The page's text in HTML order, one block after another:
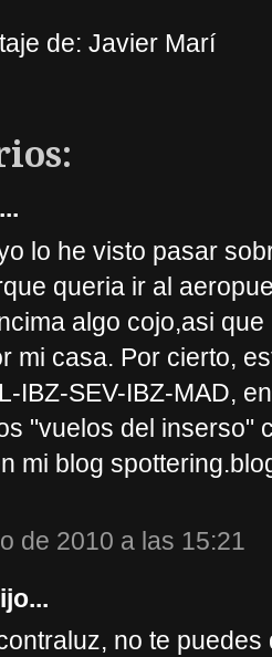
de: Javier Marí
lo he visto pasar
queria ir al
algo cojo,asi
mi casa. Por cierto,
IBZ-SEV-IBZ-MAD,
"vuelos del inserso"
mi blog
de 2010 a las 15:21
no te